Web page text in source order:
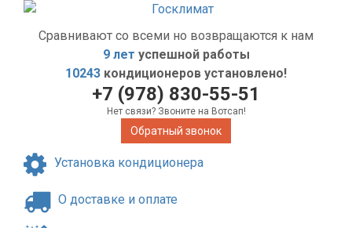
Сравнивают со всеми но возвращаются к нам
9 лет успешной работы
10243 кондиционеров установлено!
+7 (978) 830-55-51
Нет связи? Звоните на Вотсап!
Обратный звонок
Установка кондиционера
О доставке и оплате